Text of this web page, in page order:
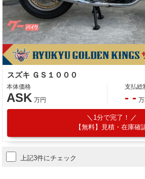
スズキ ＧＳ１０００
本体価格
ASK 万円
支払総
- -
1分で完了！
【無料】見積・在庫確
上記3件にチェック